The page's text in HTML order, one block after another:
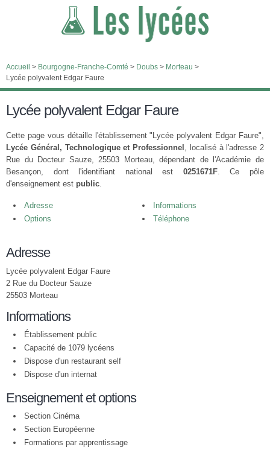
Accueil > Bourgogne-Franche-Comté > Doubs > Morteau >
Lycée polyvalent Edgar Faure
Lycée polyvalent Edgar Faure
Cette page vous détaille l'établissement "Lycée polyvalent Edgar Faure",
Lycée Général, Technologique et Professionnel , localisé à l'adresse 2
Rue du Docteur Sauze, 25503 Morteau, dépendant de l'Académie de
Besançon, dont l'identifiant national est 0251671F. Ce pôle
d'enseignement est public.
Adresse
Informations
Options
Téléphone
Adresse
Lycée polyvalent Edgar Faure
2 Rue du Docteur Sauze
25503 Morteau
Informations
Établissement public
Capacité de 1079 lycéens
Dispose d'un restaurant self
Dispose d'un internat
Enseignement et options
Section Cinéma
Section Européenne
Formations par apprentissage